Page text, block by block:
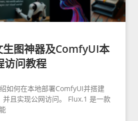
图神器及ComfyUI本
访问教程
如何在本地部署ComfyUI并搭建
并且实现公网访问。 Flux.1 是一款